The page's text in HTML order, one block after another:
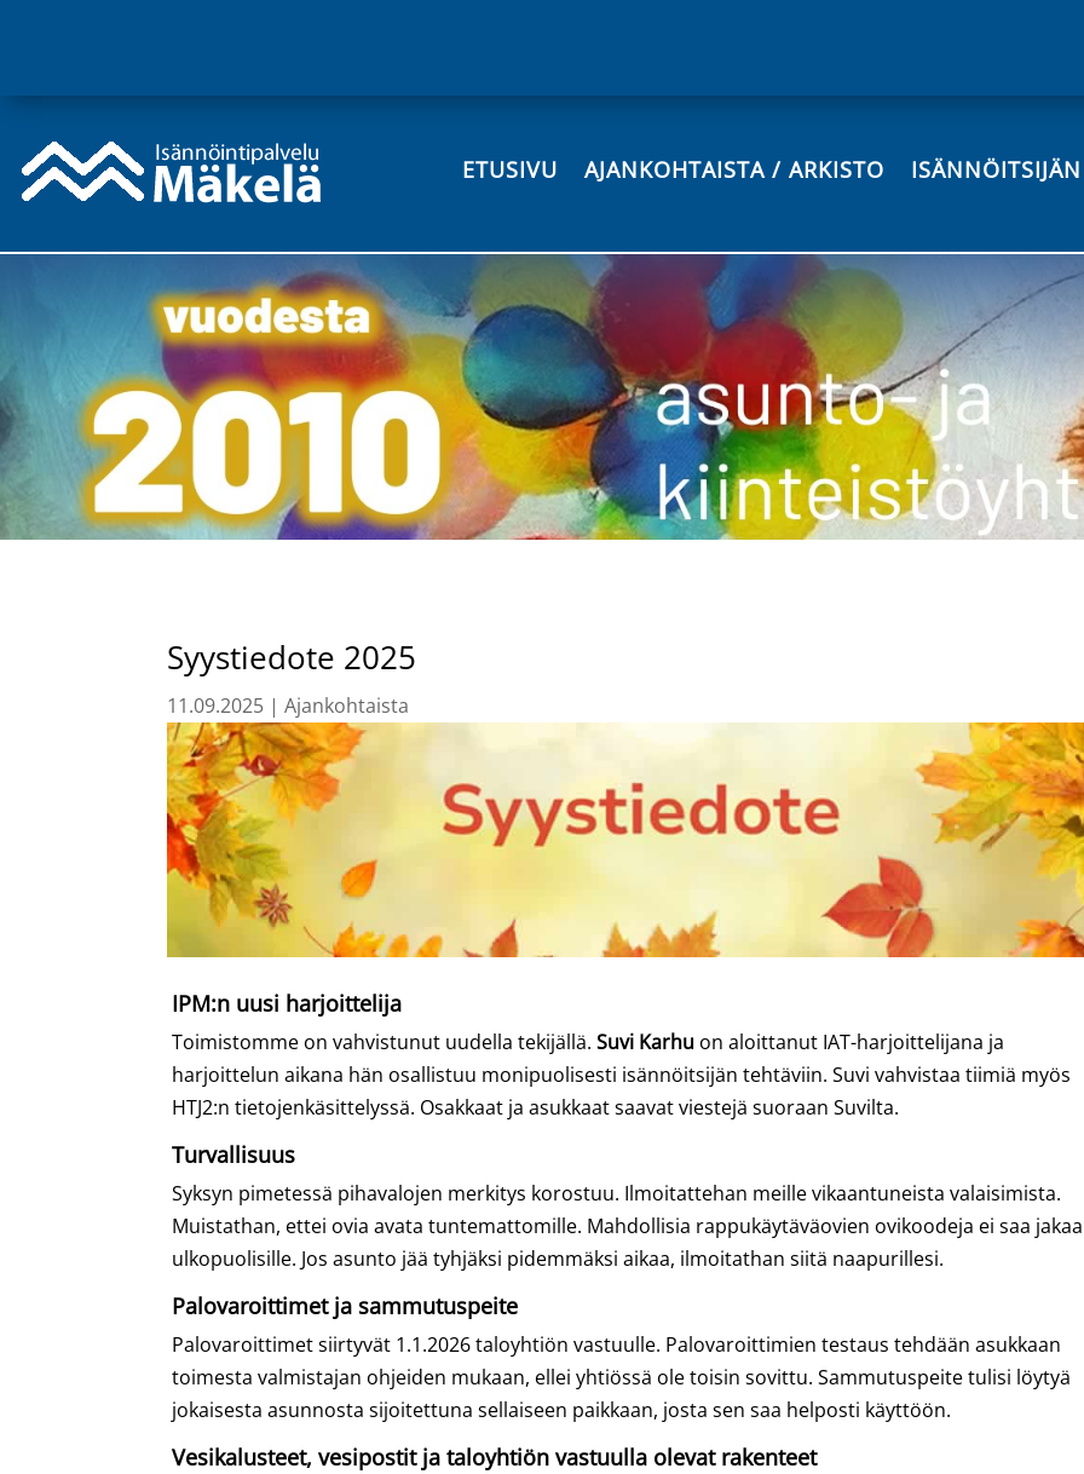
ETUSIVU AJANKOHTAISTA / ARKISTO
Syystiedote 2025
11.09.2025 | Ajankohtaista
IPM:n uusi harjoittelija
Toimistomme on vahvistunut uudella tekijällä. Suvi Karhu on aloittanut IAT-harjoittelijana ja
harjoittelun aikana hän osallistuu monipuolisesti isännöitsijän tehtäviin. Suvi vahvistaa tiimiä myös
HTJ2:n tietojenkäsittelyssä. Osakkaat ja asukkaat saavat viestejä suoraan Suvilta.
Turvallisuus
Syksyn pimetessä pihavalojen merkitys korostuu. Ilmoitattehan meille vikaantuneista valaisimista.
Muistathan, ettei ovia avata tuntemattomille. Mahdollisia rappukäytäväovien ovikoodeja ei saa jakaa
ulkopuolisille. Jos asunto jää tyhjäksi pidemmäksi aikaa, ilmoitathan siitä naapurillesi.
Palovaroittimet ja sammutuspeite
Palovaroittimet siirtyvät 1.1.2026 taloyhtiön vastuulle. Palovaroittimien testaus tehdään asukkaan
toimesta valmistajan ohjeiden mukaan, ellei yhtiössä ole toisin sovittu. Sammutuspeite tulisi löytyä
jokaisesta asunnosta sijoitettuna sellaiseen paikkaan, josta sen saa helposti käyttöön.
Vesikalusteet, vesipostit ja taloyhtiön vastuulla olevat rakenteet